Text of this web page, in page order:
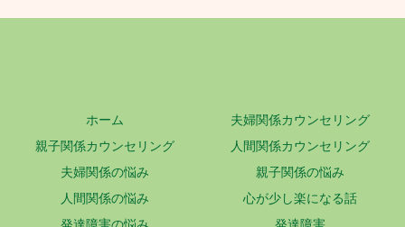
ホーム
夫婦関係カウンセリング
親子関係カウンセリング
人間関係カウンセリング
夫婦関係の悩み
親子関係の悩み
人間関係の悩み
心が少し楽になる話